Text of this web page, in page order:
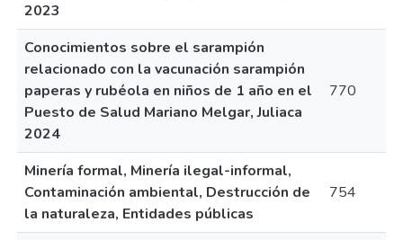
2023
Conocimientos sobre el sarampión
relacionado con la vacunación sarampión
paperas y rubéola en niños de 1 año en el
Puesto de Salud Mariano Melgar, Juliaca
2024
770
Minería formal, Minería ilegal-informal,
Contaminación ambiental, Destrucción de
la naturaleza, Entidades públicas
754